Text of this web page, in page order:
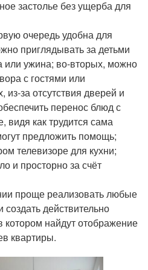
застолье без ущерба для
очередь удобна для
приглядывать за детьми
или ужина; во-вторых, можно
с гостями или
из-за отсутствия дверей и
перенос блюд с
видя как трудится сама
предложить помощь;
телевизоре для кухни;
и просторно за счёт
проще реализовать любые
действительно
котором найдут отображение
квартиры.